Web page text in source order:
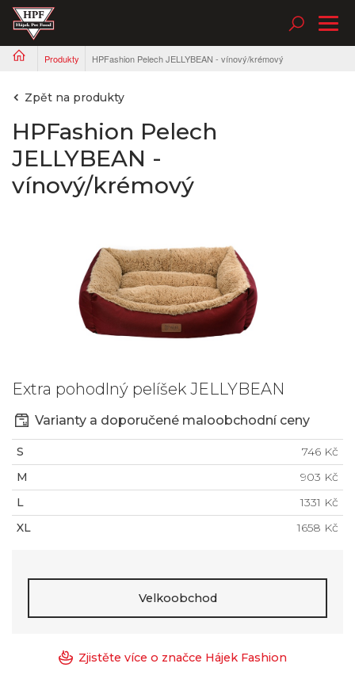
Produkty HPFashion Pelech JELLYBEAN - vínový/krémový
Zpět na produkty
HPFashion Pelech
JELLYBEAN -
vínový/krémový
Extra pohodlný pelíšek JELLYBEAN
Varianty a doporučené maloobchodní ceny
S
746 Kč
M
903 Kč
L
1331 Kč
XL
1658 Kč
Velkoobchod
Zjistěte více o značce Hájek Fashion